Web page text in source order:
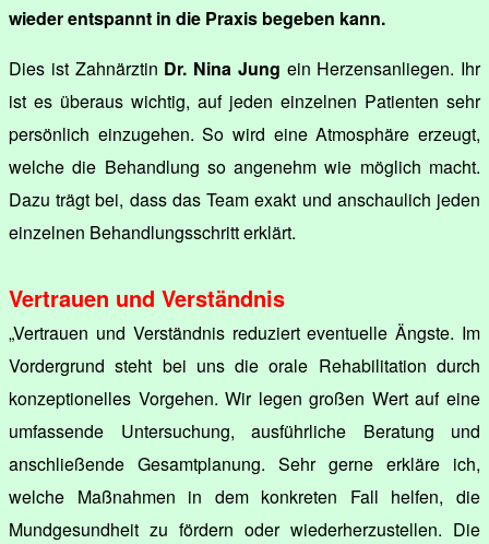
wieder entspannt in die Praxis begeben kann.
Dies ist Zahnärztin Dr. Nina Jung ein Herzensanliegen. Ihr
ist es überaus wichtig, auf jeden einzelnen Patienten sehr
persönlich einzugehen. So wird eine Atmosphäre erzeugt,
welche die Behandlung so angenehm wie möglich macht.
Dazu trägt bei, dass das Team exakt und anschaulich jeden
einzelnen Behandlungsschritt erklärt.
Vertrauen und Verständnis
„Vertrauen und Verständnis reduziert eventuelle Ängste. Im
Vordergrund steht bei uns die orale Rehabilitation durch
konzeptionelles Vorgehen. Wir legen großen Wert auf eine
umfassende Untersuchung, ausführliche Beratung und
anschließende Gesamtplanung. Sehr gerne erkläre ich,
welche Maßnahmen in dem konkreten Fall helfen, die
Mundgesundheit zu fördern oder wiederherzustellen. Die